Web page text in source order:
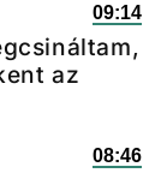
09:14
az
08:46